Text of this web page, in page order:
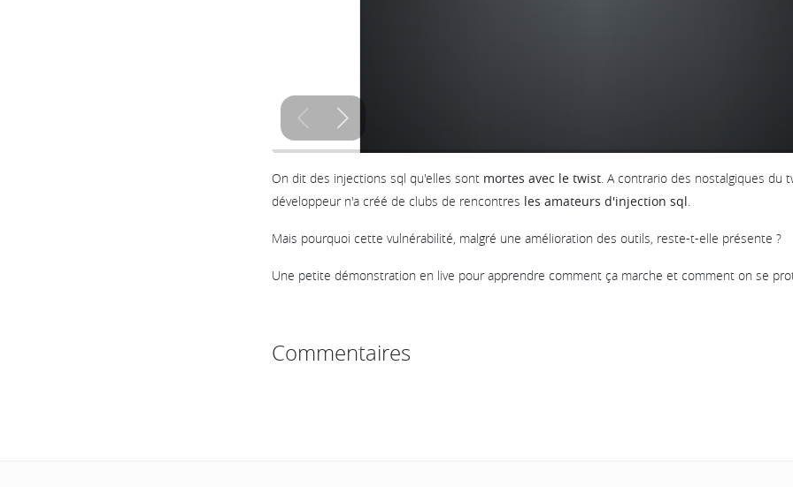
On dit des injections sql qu'elles sont mortes avec le twist. A contrario des nostalgiques du
développeur n'a créé de clubs de rencontres les amateurs d'injection sql.
Mais pourquoi cette vulnérabilité, malgré une amélioration des outils, reste-t-elle présente ?
Une petite démonstration en live pour apprendre comment ça marche et comment on se
Commentaires